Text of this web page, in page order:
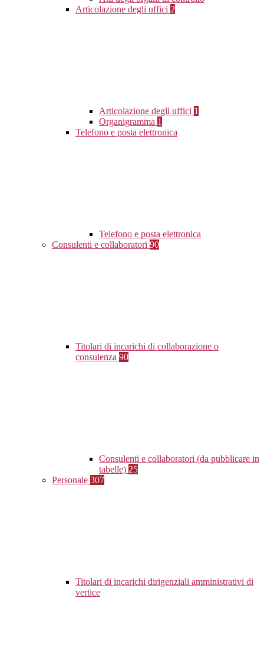
Articolazione degli uffici 2
Articolazione degli uffici 1
Organigramma 1
Telefono e posta elettronica
Telefono e posta elettronica
Consulenti e collaboratori 90
Titolari di incarichi di collaborazione o
consulenza 90
Consulenti e collaboratori (da pubblicare in
tabelle) 25
Personale 307
Titolari di incarichi dirigenziali amministrativi di
vertice